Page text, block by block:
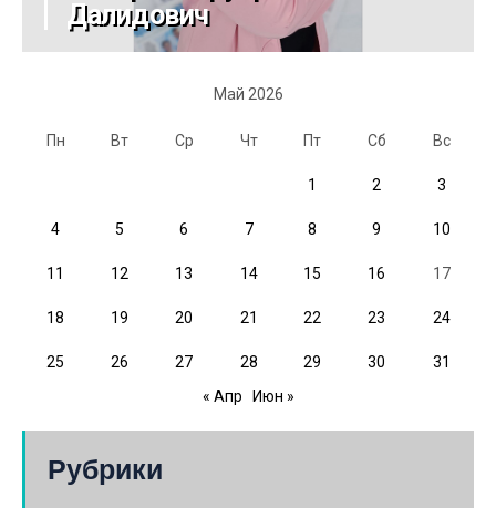
Далидович
Май 2026
Пн Вт Ср Чт Пт Сб Вс
1 2 3
4 5 6 7 8 9 10
11 12 13 14 15 16 17
18 19 20 21 22 23 24
25 26 27 28 29 30
31
« Апр
Июн »
Рубрики